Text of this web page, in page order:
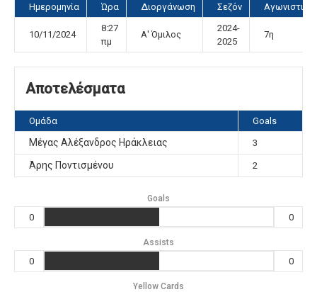
Ημερομηνία Ώρα Διοργάνωση Σεζόν Αγωνιστική
10/11/2024
8:27
πμ
Α' Όμιλος
2024-
2025
7η
Αποτελέσματα
Ομάδα Goals
Μέγας Αλέξανδρος Ηράκλειας 3
Άρης Ποντισμένου 2
Goals
0 0
Assists
0 0
Yellow Cards